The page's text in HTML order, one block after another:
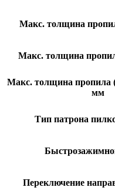
Макс. толщина
Макс. толщина
Макс. толщина пропила
мм
Тип патрона
Переключение